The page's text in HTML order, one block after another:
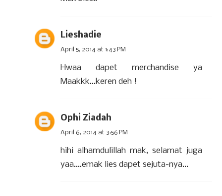
Lieshadie
April 5, 2014 at 1:43 PM
Hwaa dapet merchandise ya
Maakkk...keren deh !
Ophi Ziadah
April 6, 2014 at 3:56 PM
hihi alhamdulillah mak, selamat juga
yaa....emak lies dapet sejuta-nya...